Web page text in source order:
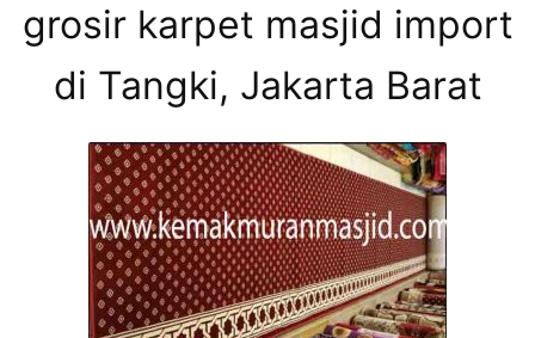
grosir karpet masjid import
di Tangki, Jakarta Barat